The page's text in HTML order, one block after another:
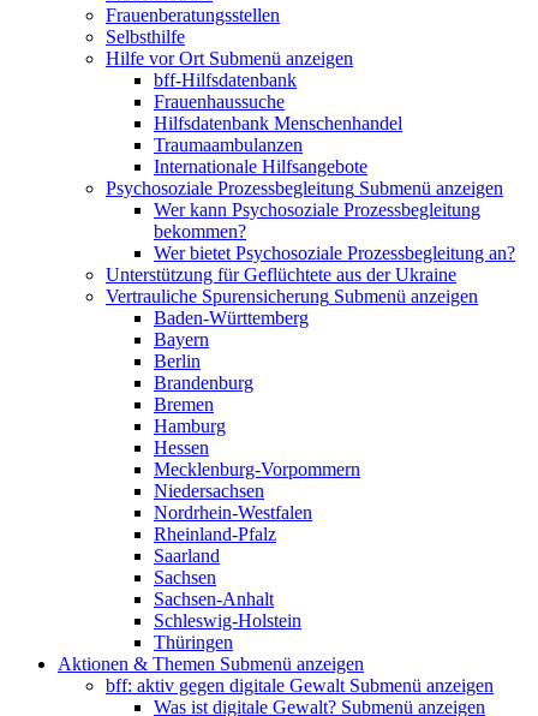
Frauenberatungsstellen
Selbsthilfe
Hilfe vor Ort Submenü anzeigen
bff-Hilfsdatenbank
Frauenhaussuche
Hilfsdatenbank Menschenhandel
Traumaambulanzen
Internationale Hilfsangebote
Psychosoziale Prozessbegleitung Submenü anzeigen
Wer kann Psychosoziale Prozessbegleitung
bekommen?
Wer bietet Psychosoziale Prozessbegleitung an?
Unterstützung für Geflüchtete aus der Ukraine
Vertrauliche Spurensicherung Submenü anzeigen
Baden-Württemberg
Bayern
Berlin
Brandenburg
Bremen
Hamburg
Hessen
Mecklenburg-Vorpommern
Niedersachsen
Nordrhein-Westfalen
Rheinland-Pfalz
Saarland
Sachsen
Sachsen-Anhalt
Schleswig-Holstein
Thüringen
Aktionen & Themen Submenü anzeigen
bff: aktiv gegen digitale Gewalt Submenü anzeigen
Was ist digitale Gewalt? Submenü anzeigen